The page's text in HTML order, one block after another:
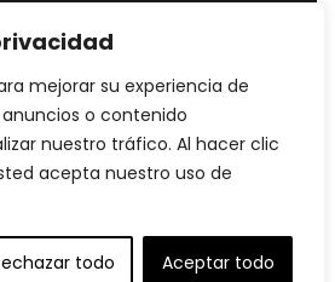
mejorar su experiencia de
o contenido
nuestro tráfico. Al hacer clic
acepta nuestro uso de
todo Aceptar todo
del Programa de
Services LLC, un programa de
diseñado para proporcionarnos
al vincularnos a Amazon.es
Todos los derechos reservados.